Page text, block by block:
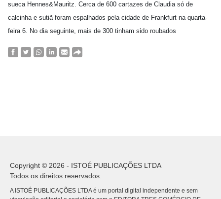
sueca Hennes&Mauritz. Cerca de 600 cartazes de Claudia só de
calcinha e sutiã foram espalhados pela cidade de Frankfurt na quarta-
feira 6. No dia seguinte, mais de 300 tinham sido roubados
Copyright © 2026 - ISTOÉ PUBLICAÇÕES LTDA
Todos os direitos reservados.
A ISTOÉ PUBLICAÇÕES LTDA é um portal digital independente e sem